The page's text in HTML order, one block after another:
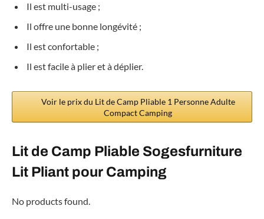
Il est multi-usage ;
Il offre une bonne longévité ;
Il est confortable ;
Il est facile à plier et à déplier.
Voir le prix du Lit de Camp Pliable 1 Personne Adulte
Compact Camping
Lit de Camp Pliable Sogesfurniture
Lit Pliant pour Camping
No products found.